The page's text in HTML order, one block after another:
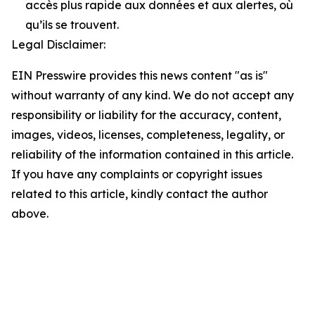
accès plus rapide aux données et aux alertes, où
qu’ils se trouvent.
Legal Disclaimer:
EIN Presswire provides this news content "as is"
without warranty of any kind. We do not accept any
responsibility or liability for the accuracy, content,
images, videos, licenses, completeness, legality, or
reliability of the information contained in this article.
If you have any complaints or copyright issues
related to this article, kindly contact the author
above.